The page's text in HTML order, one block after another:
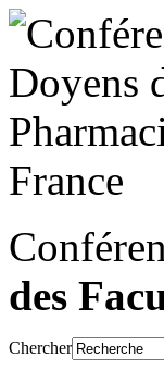
des
Chercher